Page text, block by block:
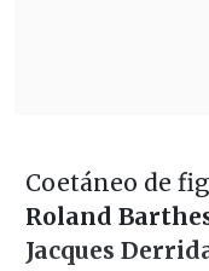
Coetáneo de
Roland
Jacques